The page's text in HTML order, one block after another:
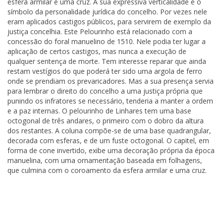
símbolo da personalidade jurídica do concelho. Por vezes nele
eram aplicados castigos públicos, para servirem de exemplo da
justiça concelhia. Este Pelourinho está relacionado com a
concessão do foral manuelino de 1510. Nele podia ter lugar a
aplicação de certos castigos, mas nunca a execução de
qualquer sentença de morte. Tem interesse reparar que ainda
restam vestígios do que poderá ter sido uma argola de ferro
onde se prendiam os prevaricadores. Mas a sua presença servia
para lembrar o direito do concelho a uma justiça própria que
punindo os infratores se necessário, tenderia a manter a ordem
e a paz internas. O pelourinho de Linhares tem uma base
octogonal de três andares, o primeiro com o dobro da altura
dos restantes. A coluna compõe-se de uma base quadrangular,
decorada com esferas, e de um fuste octogonal. O capitel, em
forma de cone invertido, exibe uma decoração própria da época
manuelina, com uma ornamentação baseada em folhagens,
que culmina com o coroamento da esfera armilar e uma cruz.